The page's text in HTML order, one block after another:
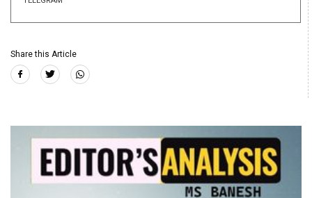
Share this Article